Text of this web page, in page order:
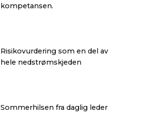
kompetansen.
Risikovurdering som en del av
hele nedstrømskjeden
Sommerhilsen fra daglig leder